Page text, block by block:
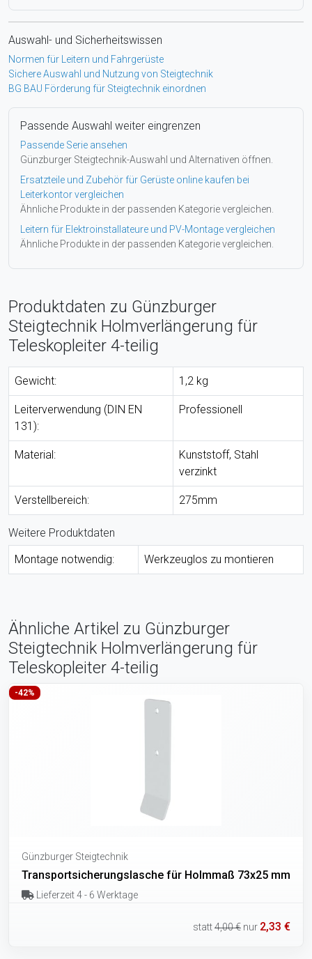
Auswahl- und Sicherheitswissen
Normen für Leitern und Fahrgerüste
Sichere Auswahl und Nutzung von Steigtechnik
BG BAU Förderung für Steigtechnik einordnen
Passende Auswahl weiter eingrenzen
Passende Serie ansehen
Günzburger Steigtechnik-Auswahl und Alternativen öffnen.
Ersatzteile und Zubehör für Gerüste online kaufen bei
Leiterkontor vergleichen
Ähnliche Produkte in der passenden Kategorie vergleichen.
Leitern für Elektroinstallateure und PV-Montage vergleichen
Ähnliche Produkte in der passenden Kategorie vergleichen.
Produktdaten zu Günzburger
Steigtechnik Holmverlängerung für
Teleskopleiter 4-teilig
Gewicht: 1,2 kg
Leiterverwendung (DIN EN
131):
Professionell
Material:
Kunststoff, Stahl
verzinkt
Verstellbereich: 275mm
Weitere Produktdaten
Montage notwendig:
Werkzeuglos zu montieren
Ähnliche Artikel zu Günzburger
Steigtechnik Holmverlängerung für
Teleskopleiter 4-teilig
-42%
Günzburger Steigtechnik
Transportsicherungslasche für Holmmaß 73x25 mm
Lieferzeit 4 - 6 Werktage
statt4,00 € nur 2,33 €